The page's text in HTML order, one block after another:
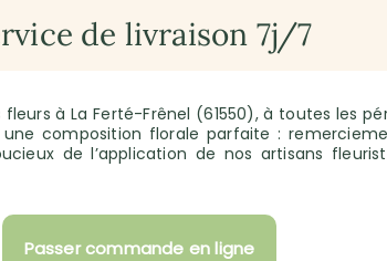
de livraison 7j/7
à La Ferté-Frênel (61550), à toutes les
composition florale parfaite :
de l’application de nos artisans
Passer commande en ligne